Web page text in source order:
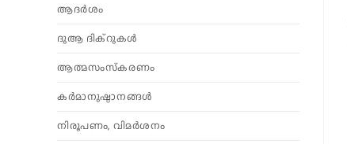
ആദര്‍ശം
ദുആ ദിക്റുകൾ
ആത്മസംസ്‌കരണം
കര്‍മാനുഷ്ഠാനങ്ങള്‍
നിരൂപണം, വിമര്‍ശനം